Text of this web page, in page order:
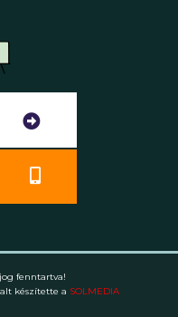
fenntartva!
készítette a SOLMEDIA